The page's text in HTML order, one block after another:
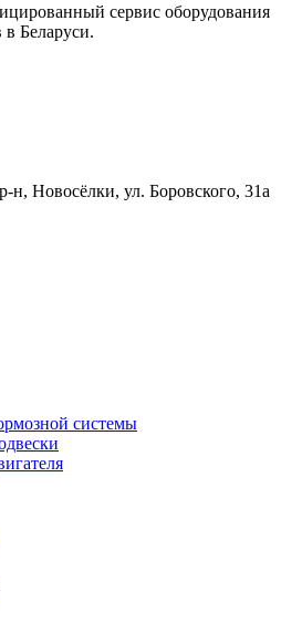
сервис оборудования
Беларуси.
Новосёлки, ул. Боровского, 31а
системы